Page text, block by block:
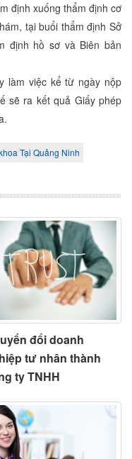
định xuống thẩm định cơ
tại buổi thẩm định Sở
định hồ sơ và Biên bản
làm việc kể từ ngày nộp
sẽ ra kết quả Giấy phép
Tại Quảng Ninh
đổi doanh
tư nhân thành
ty TNHH